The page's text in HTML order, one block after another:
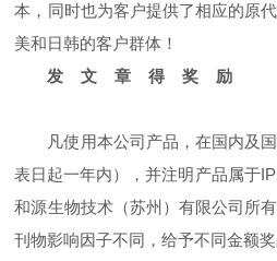
本，同时也为客户提供了相应的原
美和日韩的客户群体！
发 文 章 得 奖 励
凡使用本公司产品，在国内及
表日起一年内），并注明产品属于
和源生物技术（苏州）有限公司所
刊物影响因子不同，给予不同金额奖